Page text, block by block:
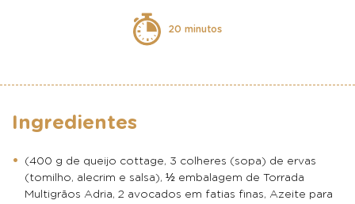
20 minutos
Ingredientes
(400 g de queijo cottage, 3 colheres (sopa) de ervas
(tomilho, alecrim e salsa), ½ embalagem de Torrada
Multigrãos Adria, 2 avocados em fatias finas, Azeite para